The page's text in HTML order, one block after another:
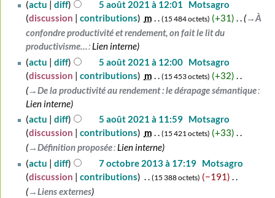
août
2021
actu diff 5 août 2021 à 12:01
Motsagro
discussion
contributions m 15 484 octets +31
→‎À
confondre productivité et rendement, on fait le lit du
productivisme…: Lien interne
actu
diff 5 août 2021 à 12:00‎ Motsagro
discussion
contributions m 15 453 octets +32
→‎De la productivité au rendement : le dérapage sémantique:
Lien interne
actu
diff 5 août 2021 à 11:59‎ Motsagro
discussion
contributions m 15 421 octets +33
→‎Définition proposée: Lien interne
octobre
2013
actu diff 7 octobre 2013 à 17:19‎ Motsagro
discussion
contributions 15 388 octets −191
→‎Liens externes